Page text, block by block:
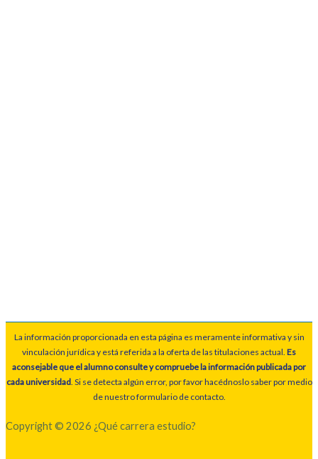
La información proporcionada en esta página es meramente informativa y sin
vinculación jurídica y está referida a la oferta de las titulaciones actual. Es
aconsejable que el alumno consulte y compruebe la información publicada por
cada universidad. Si se detecta algún error, por favor hacédnoslo saber por medio
de nuestro formulario de contacto.
Copyright © 2026 ¿Qué carrera estudio?